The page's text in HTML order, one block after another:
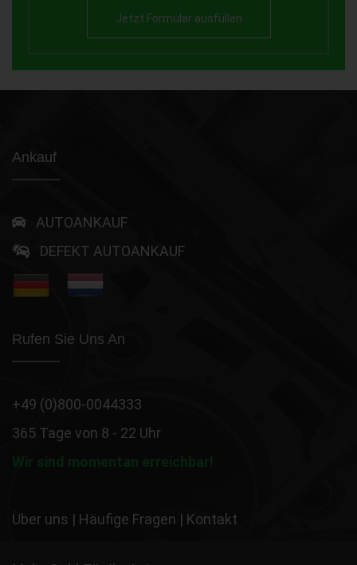
Jetzt Formular ausfüllen
Ankauf
AUTOANKAUF
DEFEKT AUTOANKAUF
Rufen Sie Uns An
+49 (0)800-0044333
365 Tage von 8 - 22 Uhr
Wir sind momentan erreichbar!
Über uns | Häufige Fragen | Kontakt